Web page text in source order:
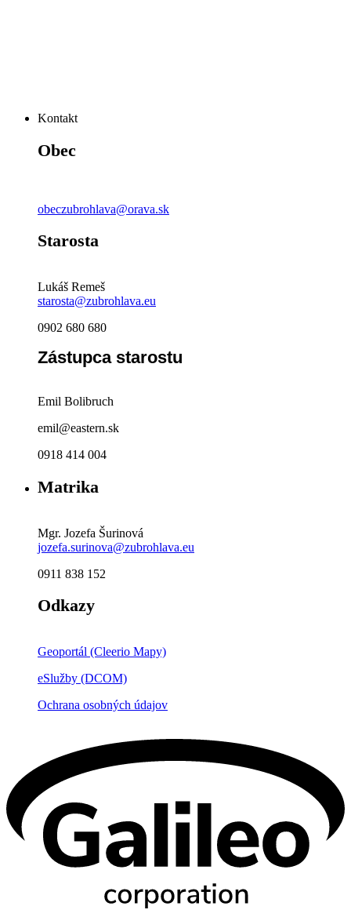
Kontakt
Obec
obeczubrohlava@orava.sk
Starosta
Lukáš Remeš
starosta@zubrohlava.eu
0902 680 680
Zástupca starostu
Emil Bolibruch
emil@eastern.sk
0918 414 004
Matrika
Mgr. Jozefa Šurinová
jozefa.surinova@zubrohlava.eu
0911 838 152
Odkazy
Geoportál (Cleerio Mapy)
eSlužby (DCOM)
Ochrana osobných údajov